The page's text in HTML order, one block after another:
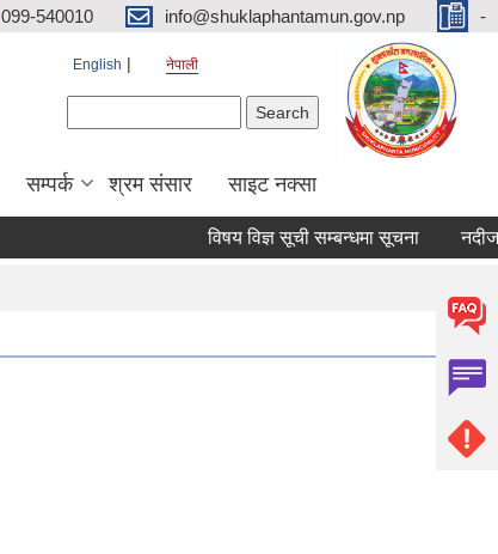
099-540010 info@shuklaphantamun.gov.np -
English नेपाली
सम्पर्क श्रम संसार साइट नक्सा
विषय विज्ञ सूची सम्बन्धमा सूचना